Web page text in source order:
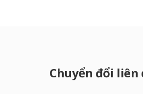
Chuyển đổi liên